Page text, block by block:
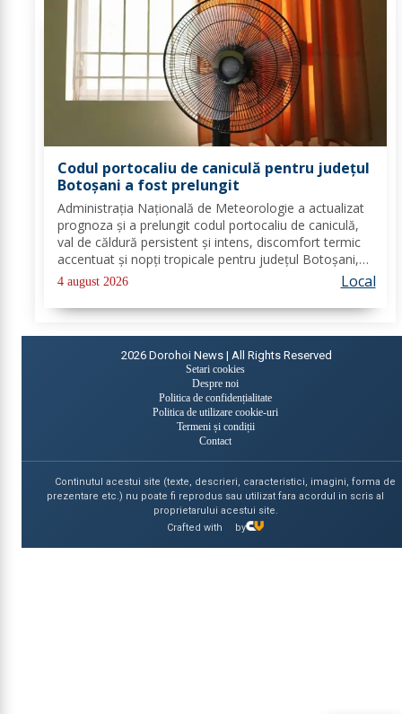
Codul portocaliu de caniculă pentru județul
Botoșani a fost prelungit
Administrația Națională de Meteorologie a actualizat
prognoza și a prelungit codul portocaliu de caniculă,
val de căldură persistent și intens, discomfort termic
accentuat și nopți tropicale pentru județul Botoșani,
până joi, la ora 10:00. Temperaturile maxime vor fi
cuprinse între 35 și 39 de...
4 august 2026 Local
2026 Dorohoi News | All Rights Reserved
Setari cookies
Despre noi
Politica de confidențialitate
Politica de utilizare cookie-uri
Termeni și condiții
Contact
Continutul acestui site (texte, descrieri, caracteristici, imagini, forma de
prezentare etc.) nu poate fi reprodus sau utilizat fara acordul in scris al
proprietarului acestui site.
Crafted with
by